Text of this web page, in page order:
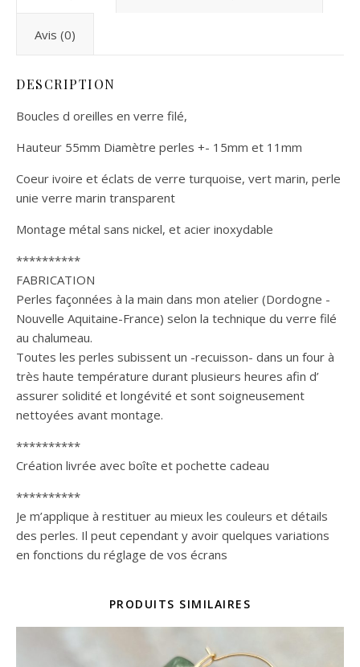
Avis (0)
DESCRIPTION
Boucles d oreilles en verre filé,
Hauteur 55mm Diamètre perles +- 15mm et 11mm
Coeur ivoire et éclats de verre turquoise, vert marin, perle
unie verre marin transparent
Montage métal sans nickel, et acier inoxydable
**********
FABRICATION
Perles façonnées à la main dans mon atelier (Dordogne -
Nouvelle Aquitaine-France) selon la technique du verre filé
au chalumeau.
Toutes les perles subissent un -recuisson- dans un four à
très haute température durant plusieurs heures afin d’
assurer solidité et longévité et sont soigneusement
nettoyées avant montage.
**********
Création livrée avec boîte et pochette cadeau
**********
Je m’applique à restituer au mieux les couleurs et détails
des perles. Il peut cependant y avoir quelques variations
en fonctions du réglage de vos écrans
PRODUITS SIMILAIRES